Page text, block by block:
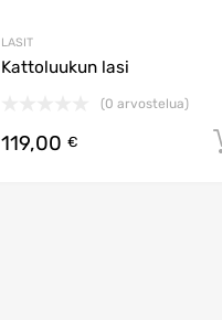
LASIT
Kattoluukun lasi
(0 arvostelua)
119,00 €